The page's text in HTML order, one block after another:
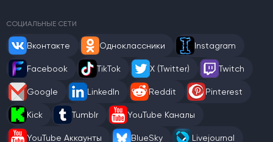
СОЦИАЛЬНЫЕ СЕТИ
Вконтакте Одноклассники Instagram
Facebook TikTok X (Twitter) Twitch
Google LinkedIn Reddit Pinterest
Kick Tumblr YouTube Каналы
YouTube Аккаунты BlueSky Livejournal